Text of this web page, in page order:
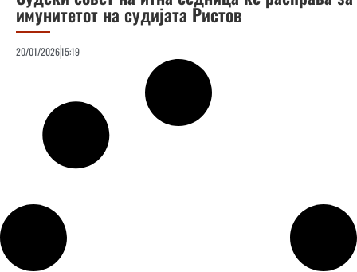
имунитетот на судијата Ристов
20/01/202615:19